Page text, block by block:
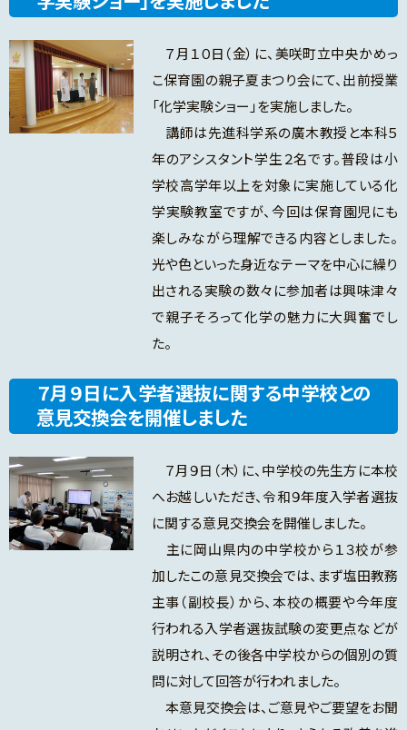
７月１０日（金）に、美咲町立中央かめっ
こ保育園の親子夏まつり会にて、出前授業
「化学実験ショー」を実施しました。
講師は先進科学系の廣木教授と本科５
年のアシスタント学生２名です。普段は小
学校高学年以上を対象に実施している化
学実験教室ですが、今回は保育園児にも
楽しみながら理解できる内容としました。
光や色といった身近なテーマを中心に繰り
出される実験の数々に参加者は興味津々
で親子そろって化学の魅力に大興奮でし
た。
７月９日に入学者選抜に関する中学校との
意見交換会を開催しました
７月９日（木）に、中学校の先生方に本校
へお越しいただき、令和９年度入学者選抜
に関する意見交換会を開催しました。
主に岡山県内の中学校から１３校が参
加したこの意見交換会では、まず塩田教務
主事（副校長）から、本校の概要や今年度
行われる入学者選抜試験の変更点などが
説明され、その後各中学校からの個別の質
問に対して回答が行われました。
本意見交換会は、ご意見やご要望をお聞